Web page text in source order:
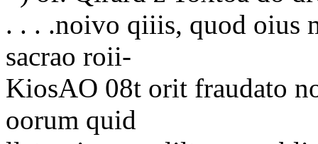
. . . .noivo qiiis, quod oius
sacrao roii-
KiosAO 08t orit fraudato
oorum quid